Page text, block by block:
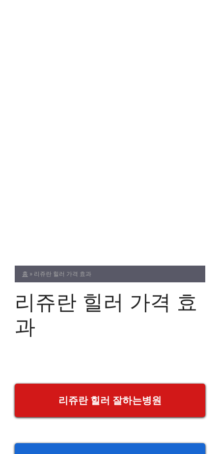
content
홈 » 리쥬란 힐러 가격 효과
리쥬란 힐러 가격 효
과
리쥬란 힐러 잘하는병원